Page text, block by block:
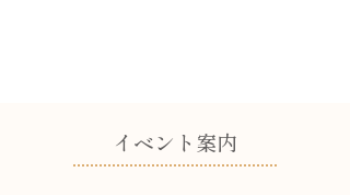
​イベント案内